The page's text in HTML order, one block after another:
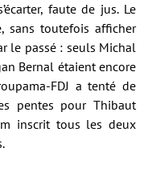
faute de jus. Le
sans toutefois afficher
le passé : seuls Michal
Bernal étaient encore
FDJ a tenté de
pentes pour Thibaut
inscrit tous les deux